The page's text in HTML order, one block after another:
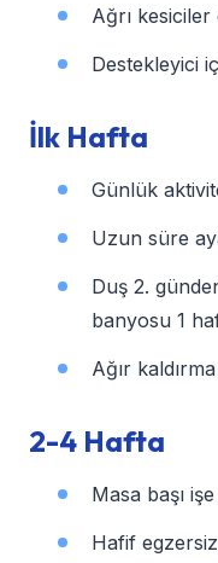
Ağrı kesiciler
Destekleyici
İlk Hafta
Günlük
Uzun süre
Duş 2.
banyosu 1
Ağır
2-4 Hafta
Masa başı
Hafif